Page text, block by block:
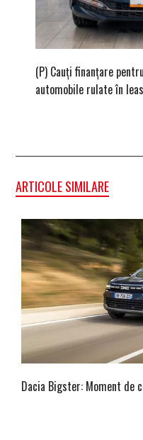
(P) Cauți finanțare
automobile rulate în
ARTICOLE SIMILARE
Dacia Bigster: Moment de